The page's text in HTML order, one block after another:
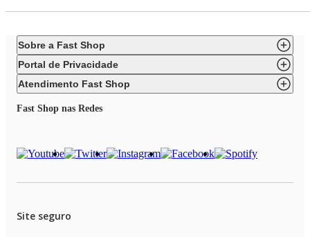
Sobre a Fast Shop
Portal de Privacidade
Atendimento Fast Shop
Fast Shop nas Redes
Site seguro